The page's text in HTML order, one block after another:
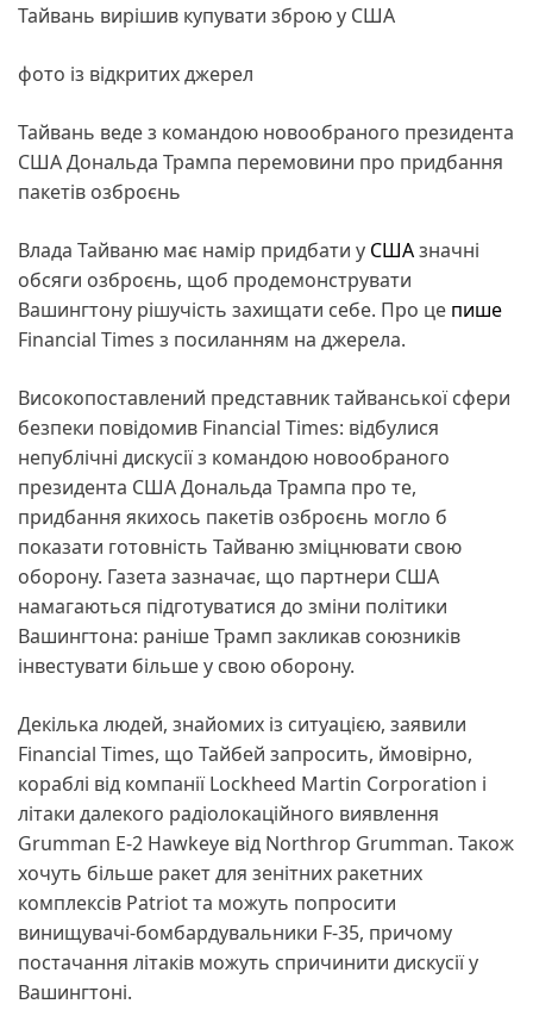
Тайвань вирішив купувати зброю у США
фото із відкритих джерел
Тайвань веде з командою новообраного президента
США Дональда Трампа перемовини про придбання
пакетів озброєнь
Влада Тайваню має намір придбати у СШАзначні
обсяги озброєнь, щоб продемонструвати
Вашингтону рішучість захищати себе. Про це пише
Financial Times з посиланням на джерела.
Високопоставлений представник тайванської сфери
безпеки повідомив Financial Times: відбулися
непублічні дискусії з командою новообраного
президента США Дональда Трампа про те,
придбання якихось пакетів озброєнь могло б
показати готовність Тайваню зміцнювати свою
оборону. Газета зазначає, що партнери США
намагаються підготуватися до зміни політики
Вашингтона: раніше Трамп закликав союзників
інвестувати більше у свою оборону.
Декілька людей, знайомих із ситуацією, заявили
Financial Times, що Тайбей запросить, ймовірно,
кораблі від компанії Lockheed Martin Corporation і
літаки далекого радіолокаційного виявлення
Grumman E-2 Hawkeye від Northrop Grumman. Також
хочуть більше ракет для зенітних ракетних
комплексів Patriot та можуть попросити
винищувачі-бомбардувальники F-35, причому
постачання літаків можуть спричинити дискусії у
Вашингтоні.